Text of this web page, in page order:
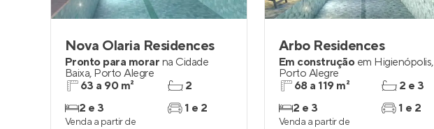
Nova Olaria Residences
Pronto para morar na Cidade
Baixa, Porto Alegre
63 a 90 m²
2 e 3
2
1 e 2
Venda a partir de
Arbo Residences
Em construção em Higienópolis,
Porto Alegre
68 a 119 m²
2 e 3
2 e 3
1 e 2
Venda a partir de